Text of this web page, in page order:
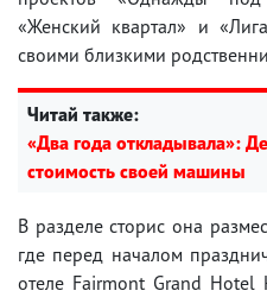
«Женский квартал» и
своими близкими
Читай также:
«Два года откладывала»:
стоимость своей машины
В разделе сторис она
где перед началом
отеле Fairmont Grand Hotel